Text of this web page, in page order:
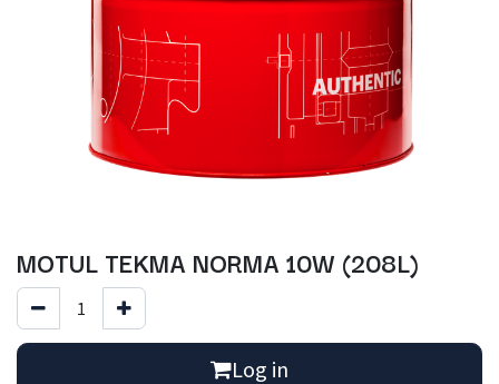
MOTUL TEKMA NORMA 10W (208L)
Log in